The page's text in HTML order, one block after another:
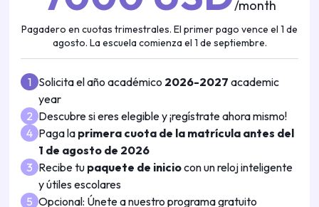
/month
Pagadero en cuotas trimestrales. El primer pago vence el 1 de
agosto. La escuela comienza el 1 de septiembre.
1 Solicita el año académico 2026-2027 academic
year
2 Descubre si eres elegible y ¡regístrate ahora mismo!
4 Paga la primera cuota de la matrícula antes del
1 de agosto de 2026
3 Recibe tu paquete de iniciocon un reloj inteligente
y útiles escolares
5 Opcional: Únete a nuestro programa gratuito